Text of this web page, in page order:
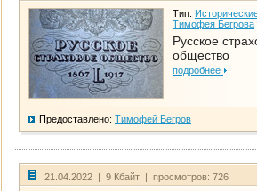
Тип:
Тимофея Бегрова
Русское
общество
подробнее
Предоставлено: Тимофей Бегров
21.04.2022 | 9 Кбайт | просмотров: 726